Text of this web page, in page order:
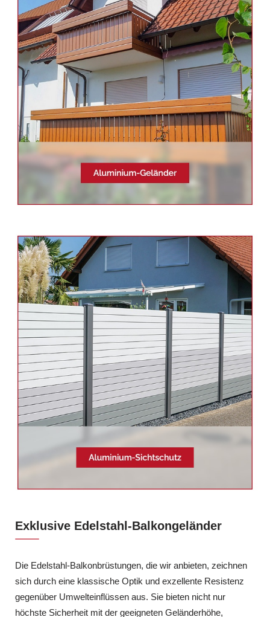
Siehe auch Balkonsanierung
Neunkirchen -
Schmid &
Jakobs: ✓Balkongeländer,
Edelstahl Terrassendach,
Aluminium Geländerbau,
Sichtschutz
Exklusive Edelstahl-Balkongeländer
Die Edelstahl-Balkonbrüstungen, die wir anbieten, zeichnen
sich durch eine klassische Optik und exzellente Resistenz
gegenüber Umwelteinflüssen aus. Sie bieten nicht nur
höchste Sicherheit mit der geeigneten Geländerhöhe,